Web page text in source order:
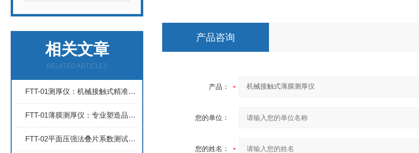
相关文章
RELATED ARTICLES
FTT-01测厚仪：机械接触式精准测量，打造高质量生产标准
FTT-01薄膜测厚仪：专业塑造品质新高度
FTT-02平面压强法叠片系数测试仪—精准测量，赋能非晶纳米晶合金带材研发
产品咨询
产品：
您的单位：
您的姓名：